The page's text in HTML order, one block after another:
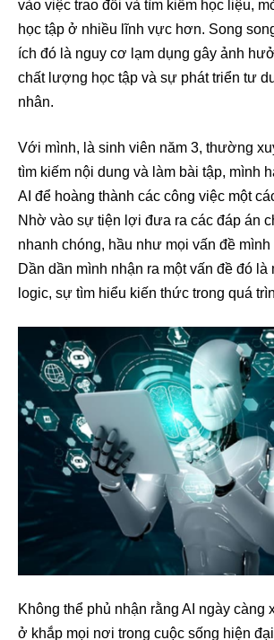
vào việc trao đổi và tìm kiếm học liệu,
học tập ở nhiều lĩnh vực hơn. Song
ích đó là nguy cơ lạm dụng gây ảnh
chất lượng học tập và sự phát triển tư
nhân.
Với mình, là sinh viên năm 3, thường
tìm kiếm nội dung và làm bài tập, mình
AI để hoàng thành các công việc một
Nhờ vào sự tiện lợi đưa ra các đáp án
nhanh chóng, hầu như mọi vấn đề
Dần dần mình nhận ra một vấn đề đó
logic, sự tìm hiểu kiến thức trong quá
Không thể phủ nhận rằng AI ngày càng
ở khắp mọi nơi trong cuộc sống hiện